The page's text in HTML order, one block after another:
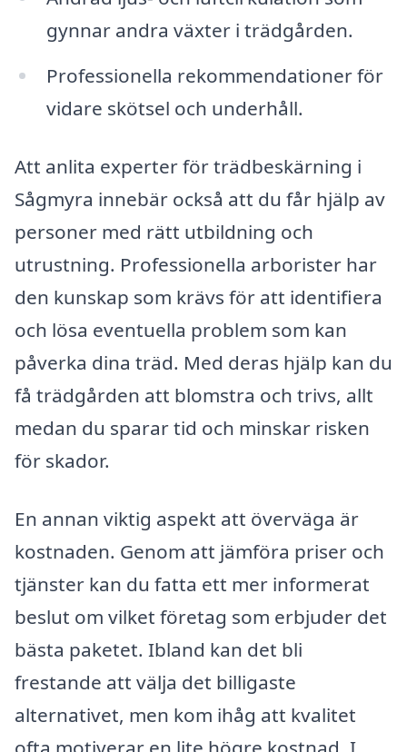
gynnar andra växter i trädgården.
Professionella rekommendationer för
vidare skötsel och underhåll.
Att anlita experter för trädbeskärning i
Sågmyra innebär också att du får hjälp av
personer med rätt utbildning och
utrustning. Professionella arborister har
den kunskap som krävs för att identifiera
och lösa eventuella problem som kan
påverka dina träd. Med deras hjälp kan du
få trädgården att blomstra och trivs, allt
medan du sparar tid och minskar risken
för skador.
En annan viktig aspekt att överväga är
kostnaden. Genom att jämföra priser och
tjänster kan du fatta ett mer informerat
beslut om vilket företag som erbjuder det
bästa paketet. Ibland kan det bli
frestande att välja det billigaste
alternativet, men kom ihåg att kvalitet